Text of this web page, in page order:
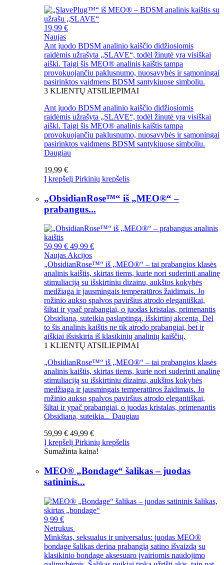
19,99 €
Naujas
Ant juodo BDSM analinio kaiščio didžiosiomis
raidėmis užrašyta „SLAVE“, todėl žinutė yra visiškai
aiški. Taigi šis MEO® analinis kaištis tampa
provokuojančiu paklusnumo, nuosavybės ir sąmoningai
pasirinktos vaidmens BDSM santykiuose simboliu.
3 KLIENTŲ ATSILIEPIMAI
Ant juodo BDSM analinio kaiščio didžiosiomis
raidėmis užrašyta „SLAVE“, todėl žinutė yra visiškai
aiški. Taigi šis MEO® analinis kaištis tampa
provokuojančiu paklusnumo, nuosavybės ir sąmoningai
pasirinktos vaidmens BDSM santykiuose simboliu.
Daugiau
19,99 €
Į krepšelį Pirkinių krepšelis
„ObsidianRose™“ iš „MEO®“ –
prabangus...
59,99 € 49,99 €
Naujas Akcijos
„ObsidianRose™“ iš „MEO®“ – tai prabangios klasės
analinis kaištis, skirtas tiems, kurie nori suderinti analinę
stimuliaciją su išskirtiniu dizainu, aukštos kokybės
medžiaga ir jausmingais temperatūros žaidimais. Jo
rožinio aukso spalvos paviršius atrodo elegantiškai,
šiltai ir ypač prabangiai, o juodas kristalas, primenantis
Obsidianą, suteikia paslaptingą, išskirtinį akcentą. Dėl
to šis analinis kaištis ne tik atrodo prabangiai, bet ir
aiškiai išsiskiria iš klasikinių analinių kaiščių.
1 KLIENTŲ ATSILIEPIMAI
„ObsidianRose™“ iš „MEO®“ – tai prabangios klasės
analinis kaištis, skirtas tiems, kurie nori suderinti analinę
stimuliaciją su išskirtiniu dizainu, aukštos kokybės
medžiaga ir jausmingais temperatūros žaidimais. Jo
rožinio aukso spalvos paviršius atrodo elegantiškai,
šiltai ir ypač prabangiai, o juodas kristalas, primenantis
Obsidianą, suteikia... Daugiau
59,99 € 49,99 €
Į krepšelį Pirkinių krepšelis
Sumažinta kaina!
MEO® „Bondage“ šalikas – juodas
satininis...
9,99 €
Netrukus
Minkštas, seksualus ir universalus: juodas MEO®
bondage šalikas derina prabangią satino išvaizdą su
klasikinio bondage aksesuaro įvairiomis naudojimo